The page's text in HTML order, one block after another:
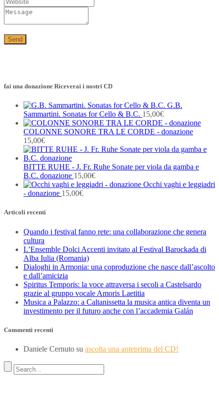
fai una donazione Riceverai i nostri CD
G.B.
Sammartini. Sonatas for Cello & B.C. 15,00€
COLONNE SONORE TRA LE CORDE - donazione
15,00€
BITTE RUHE - J. Fr. Ruhe Sonate per viola da gamba e
B.C. donazione 15,00€
Occhi vaghi e leggiadri
- donazione 15,00€
Articoli recenti
Quando i festival fanno rete: una collaborazione che genera
cultura
L’Ensemble Dolci Accenti invitato al Festival Barockada di
Alba Iulia (Romania)
Dialoghi in Armonia: una coproduzione che nasce dall’ascolto
e dall’amicizia
Spiritus Temporis: la voce attraversa i secoli a Castelsardo
grazie al gruppo vocale Amoris Laetitia
Musica a Palazzo: a Caltanissetta la musica antica diventa un
investimento per il futuro anche con l’accademia Galán
Commenti recenti
Daniele Cernuto su ascolta una anteprima del CD!